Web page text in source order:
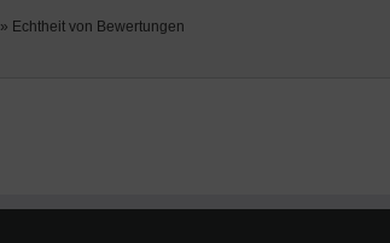
» Echtheit von Bewertungen